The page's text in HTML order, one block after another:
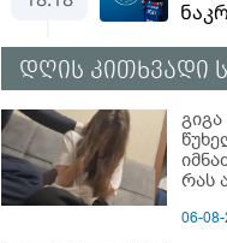
დღის კითხვადი
გიგა
რას
06-